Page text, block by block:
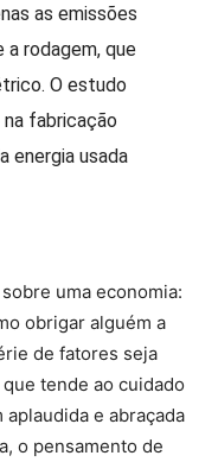
as emissões
a rodagem, que
O estudo
fabricação
energia usada
uma economia:
obrigar alguém a
de fatores seja
tende ao cuidado
e abraçada
o pensamento de